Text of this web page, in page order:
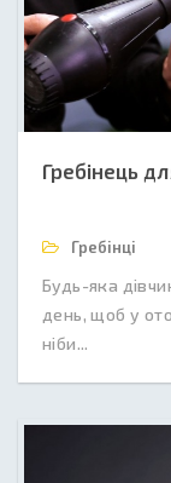
Гребінець
Гребінці
Будь-яка
день, щоб у
ніби...